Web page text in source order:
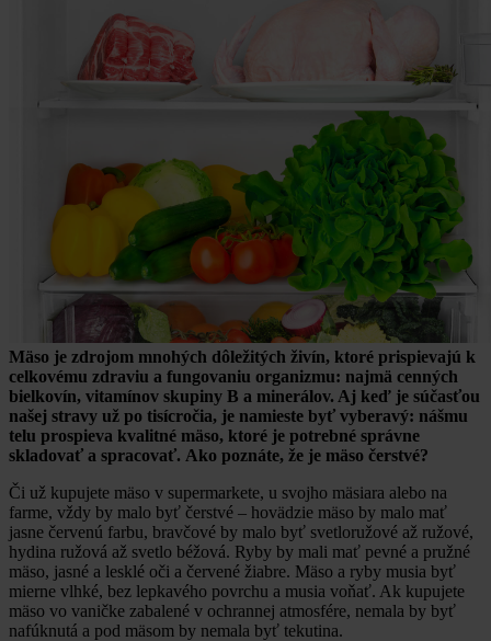
Mäso je zdrojom mnohých dôležitých živín, ktoré prispievajú k
celkovému zdraviu a fungovaniu organizmu: najmä cenných
bielkovín, vitamínov skupiny B a minerálov. Aj keď je súčasťou
našej stravy už po tisícročia, je namieste byť vyberavý: nášmu
telu prospieva kvalitné mäso, ktoré je potrebné správne
skladovať a spracovať. Ako poznáte, že je mäso čerstvé?
Či už kupujete mäso v supermarkete, u svojho mäsiara alebo na
farme, vždy by malo byť čerstvé – hovädzie mäso by malo mať
jasne červenú farbu, bravčové by malo byť svetloružové až ružové,
hydina ružová až svetlo béžová. Ryby by mali mať pevné a pružné
mäso, jasné a lesklé oči a červené žiabre. Mäso a ryby musia byť
mierne vlhké, bez lepkavého povrchu a musia voňať. Ak kupujete
mäso vo vaničke zabalené v ochrannej atmosfére, nemala by byť
nafúknutá a pod mäsom by nemala byť tekutina.